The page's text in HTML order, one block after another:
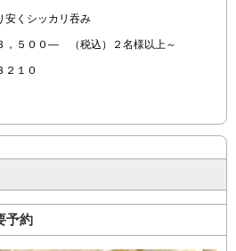
安くシッカリ吞み
，５００― （税込）２名様以上～
１０
予約